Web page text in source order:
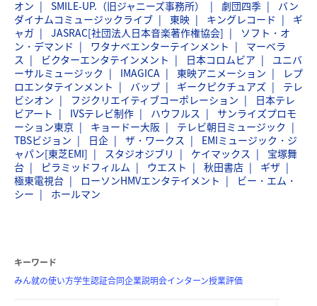
オン
SMILE-UP.（旧ジャニーズ事務所） 劇団四季
バン
ダイナムコミュージックライブ
東映 キングレコード
ギ
ャガ
JASRAC[社団法人日本音楽著作権協会]
ソフト・オ
ン・デマンド
ワタナベエンターテインメント
マーベラ
ス
ビクターエンタテインメント 日本コロムビア
ユニバ
ーサルミュージック
IMAGICA 東映アニメーション
レプ
ロエンタテインメント
バップ ギークピクチュアズ
テレ
ビシオン
フジクリエイティブコーポレーション
日本テレ
ビアート
IVSテレビ制作 ハウフルス
サンライズプロモ
ーション東京
キョードー大阪
テレビ朝日ミュージック
TBSビジョン
日企 ザ・ワークス
EMIミュージック・ジ
ャパン[東芝EMI]
スタジオジブリ ケイマックス
宝塚舞
台
ピラミッドフィルム ウエスト 秋田書店
ギザ
極東電視台
ローソンHMVエンタテイメント
ビー・エム・
シー
ホールマン
キーワード
みん就の使い方学生認証合同企業説明会インターン授業評価